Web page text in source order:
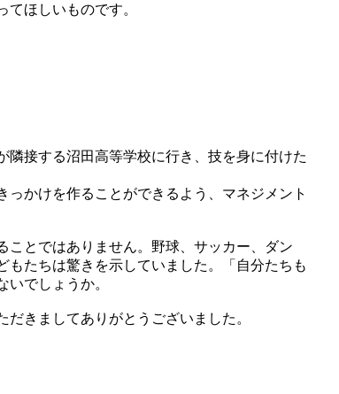
ほしいものです。
接する沼田高等学校に行き、技を身に付けた
かけを作ることができるよう、マネジメント
とではありません。野球、サッカー、ダン
たちは驚きを示していました。「自分たちも
でしょうか。
きましてありがとうございました。